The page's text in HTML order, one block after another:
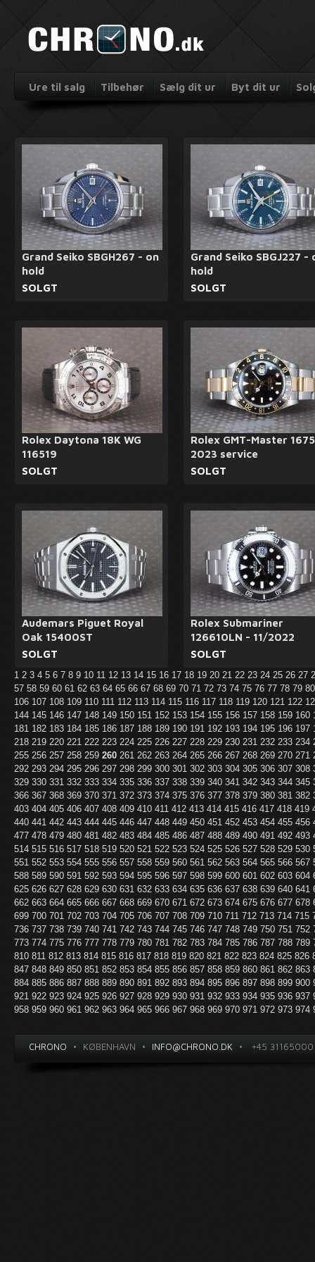
Ure til salg Tilbehør Sælg dit ur Byt dit ur
Grand Seiko SBGH267 - on
hold
SOLGT
Grand Seiko SBGJ227 -
hold
SOLGT
Rolex Daytona 18K WG
116519
SOLGT
Rolex GMT-Master
2023 service
SOLGT
Audemars Piguet Royal
Oak 15400ST
SOLGT
Rolex Submariner
126610LN - 11/2022
SOLGT
1 2 3 4 5 6 7 8 9 10 11 12 13 14 15 16 17 18 19 20 21 22 23 24 25 26 27
57 58 59 60 61 62 63 64 65 66 67 68 69 70 71 72 73 74 75 76 77 78 79
106 107 108 109 110 111 112 113 114 115 116 117 118 119 120 121 122
144 145 146 147 148 149 150 151 152 153 154 155 156 157 158 159 160
181 182 183 184 185 186 187 188 189 190 191 192 193 194 195 196 197
218 219 220 221 222 223 224 225 226 227 228 229 230 231 232 233 234
255 256 257 258 259 260 261 262 263 264 265 266 267 268 269 270 271
292 293 294 295 296 297 298 299 300 301 302 303 304 305 306 307 308
329 330 331 332 333 334 335 336 337 338 339 340 341 342 343 344 345
366 367 368 369 370 371 372 373 374 375 376 377 378 379 380 381 382
403 404 405 406 407 408 409 410 411 412 413 414 415 416 417 418 419
440 441 442 443 444 445 446 447 448 449 450 451 452 453 454 455 456
477 478 479 480 481 482 483 484 485 486 487 488 489 490 491 492 493
514 515 516 517 518 519 520 521 522 523 524 525 526 527 528 529 530
551 552 553 554 555 556 557 558 559 560 561 562 563 564 565 566 567
588 589 590 591 592 593 594 595 596 597 598 599 600 601 602 603 604
625 626 627 628 629 630 631 632 633 634 635 636 637 638 639 640 641
662 663 664 665 666 667 668 669 670 671 672 673 674 675 676 677 678
699 700 701 702 703 704 705 706 707 708 709 710 711 712 713 714 715
736 737 738 739 740 741 742 743 744 745 746 747 748 749 750 751 752
773 774 775 776 777 778 779 780 781 782 783 784 785 786 787 788 789
810 811 812 813 814 815 816 817 818 819 820 821 822 823 824 825 826
847 848 849 850 851 852 853 854 855 856 857 858 859 860 861 862 863
884 885 886 887 888 889 890 891 892 893 894 895 896 897 898 899 900
921 922 923 924 925 926 927 928 929 930 931 932 933 934 935 936 937
958 959 960 961 962 963 964 965 966 967 968 969 970 971 972 973 974
CHRONO • KØBENHAVN • INFO@CHRONO.DK • +45 31165000